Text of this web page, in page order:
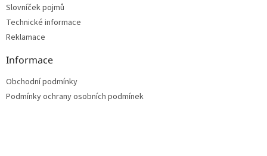
Slovníček pojmů
Technické informace
Reklamace
Informace
Obchodní podmínky
Podmínky ochrany osobních podmínek